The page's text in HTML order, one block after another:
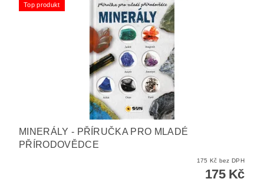
Top produkt
MINERÁLY - PŘÍRUČKA PRO MLADÉ
PŘÍRODOVĚDCE
175 Kč bez DPH
175 Kč